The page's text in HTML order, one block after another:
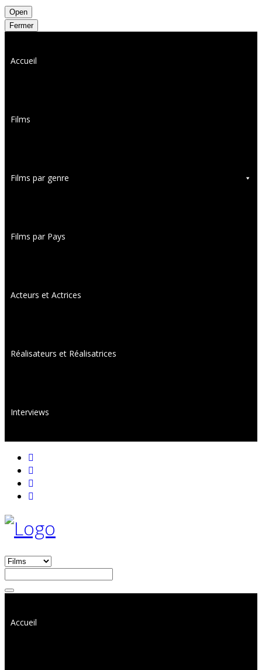
Open
Fermer
Accueil
Films
Films par genre
Films par Pays
Acteurs et Actrices
Réalisateurs et Réalisatrices
Interviews
Accueil